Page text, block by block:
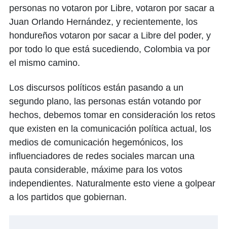
personas no votaron por Libre, votaron por sacar a
Juan Orlando Hernández, y recientemente, los
hondureños votaron por sacar a Libre del poder, y
por todo lo que está sucediendo, Colombia va por
el mismo camino.
Los discursos políticos están pasando a un
segundo plano, las personas están votando por
hechos, debemos tomar en consideración los retos
que existen en la comunicación política actual, los
medios de comunicación hegemónicos, los
influenciadores de redes sociales marcan una
pauta considerable, máxime para los votos
independientes. Naturalmente esto viene a golpear
a los partidos que gobiernan.